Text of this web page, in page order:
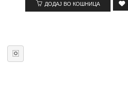
ДОДАЈ ВО КОШНИЦА